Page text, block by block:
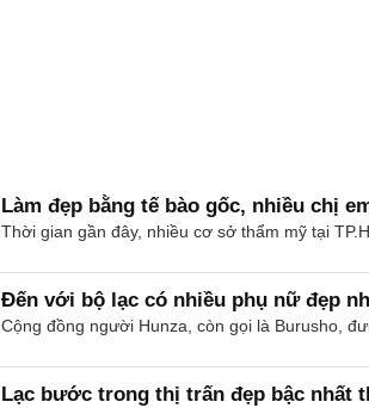
Làm đẹp bằng tế bào gốc, nhiều chị
Thời gian gần đây, nhiều cơ sở thẩm mỹ tại
Đến với bộ lạc có nhiều phụ nữ đẹp
Cộng đồng người Hunza, còn gọi là Burusho,
Lạc bước trong thị trấn đẹp bậc nhất